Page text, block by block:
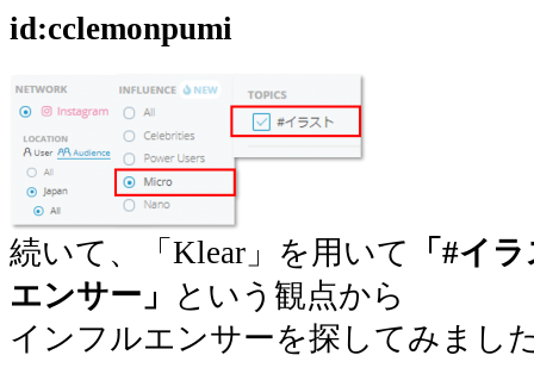
id:cclemonpumi
続いて、「Klear」を用いて
「#イ
エンサー」
という観点から
インフルエンサーを探してみまし